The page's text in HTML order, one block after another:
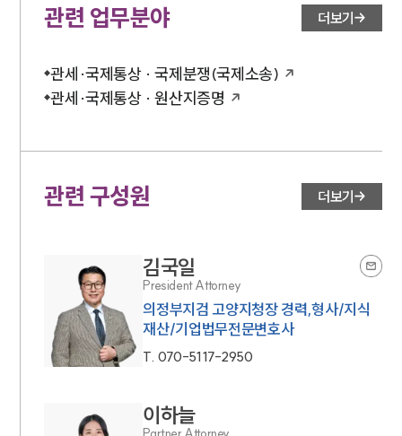
주요 업무사례
법률정보
언론보도
공지사항
법률 블로그
법률서식
뉴스레터/브로슈어
관련 업무분야 더보기
관세·국제통상 · 국제분쟁(국제소송)
관세·국제통상 · 원산지증명
관련 구성원 더보기
김국일
President Attorney
의정부지검 고양지청장 경력,형사/지식
재산/기업법무전문변호사
T. 070-5117-2950
이하늘